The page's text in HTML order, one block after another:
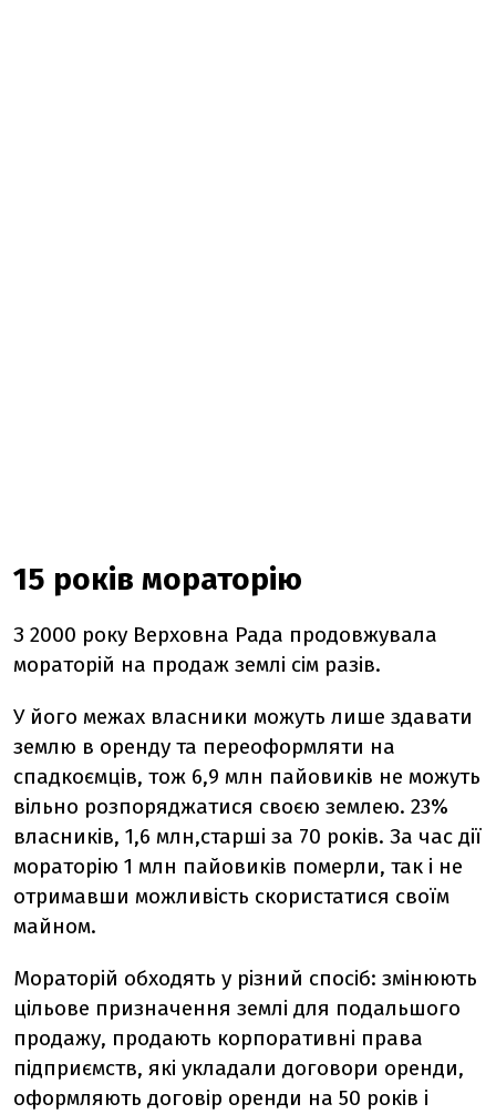
15 років мораторію
З 2000 року Верховна Рада продовжувала
мораторій на продаж землі сім разів.
У його межах власники можуть лише здавати
землю в оренду та переоформляти на
спадкоємців, тож 6,9 млн пайовиків не можуть
вільно розпоряджатися своєю землею. 23%
власників, 1,6 млн,старші за 70 років. За час дії
мораторію 1 млн пайовиків померли, так і не
отримавши можливість скористатися своїм
майном.
Мораторій обходять у різний спосіб: змінюють
цільове призначення землі для подальшого
продажу, продають корпоративні права
підприємств, які укладали договори оренди,
оформляють договір оренди на 50 років і